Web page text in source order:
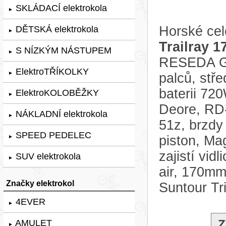
► SKLÁDACÍ elektrokola
► DĚTSKÁ elektrokola
► S NÍZKÝM NÁSTUPEM
► ElektroTŘÍKOLKY
► ElektroKOLOBĚŽKY
► NÁKLADNÍ elektrokola
► SPEED PEDELEC
► SUV elektrokola
Značky elektrokol
► 4EVER
► AMULET
Horské
Trailray
RESEDA
palců,
baterii
Deore,
51z,
piston,
zajistí
air,
Suntour